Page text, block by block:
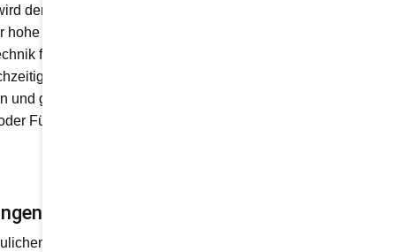
der Dom zu Schleswig
Anspruch an die
fügt sich dezent in das
setzt Lift Reith mit
und gesellschaftliche
Führungen – niemand
aus?
Gegebenheiten